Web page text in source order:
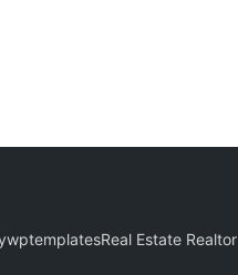
Real Estate Realtor